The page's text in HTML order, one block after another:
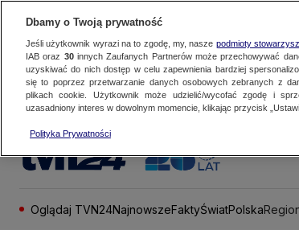
Oglądaj TVN24NajnowszeFaktyŚwiatPolska
Dbamy o Twoją prywatność
Jeśli użytkownik wyrazi na to zgodę, my, nasze podmioty
IAB oraz 30innych Zaufanych Partnerów może przechowywać
uzyskiwać do nich dostęp w celu zapewnienia bardziej
się to poprzez przetwarzanie danych osobowych zebranych z
plikach cookie. Użytkownik może udzielić/wycofać zgodę i
uzasadniony interes w dowolnym momencie, klikając przycisk
Polityka Prywatności